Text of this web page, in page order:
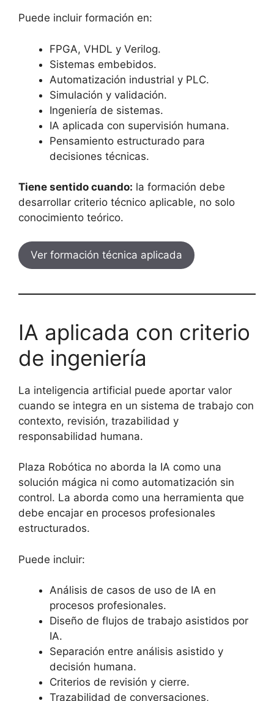
Puede incluir formación en:
FPGA, VHDL y Verilog.
Sistemas embebidos.
Automatización industrial y PLC.
Simulación y validación.
Ingeniería de sistemas.
IA aplicada con supervisión humana.
Pensamiento estructurado para
decisiones técnicas.
Tiene sentido cuando: la formación debe
desarrollar criterio técnico aplicable, no solo
conocimiento teórico.
Ver formación técnica aplicada
IA aplicada con criterio
de ingeniería
La inteligencia artificial puede aportar valor
cuando se integra en un sistema de trabajo con
contexto, revisión, trazabilidad y
responsabilidad humana.
Plaza Robótica no aborda la IA como una
solución mágica ni como automatización sin
control. La aborda como una herramienta que
debe encajar en procesos profesionales
estructurados.
Puede incluir:
Análisis de casos de uso de IA en
procesos profesionales.
Diseño de flujos de trabajo asistidos por
IA.
Separación entre análisis asistido y
decisión humana.
Criterios de revisión y cierre.
Trazabilidad de conversaciones,